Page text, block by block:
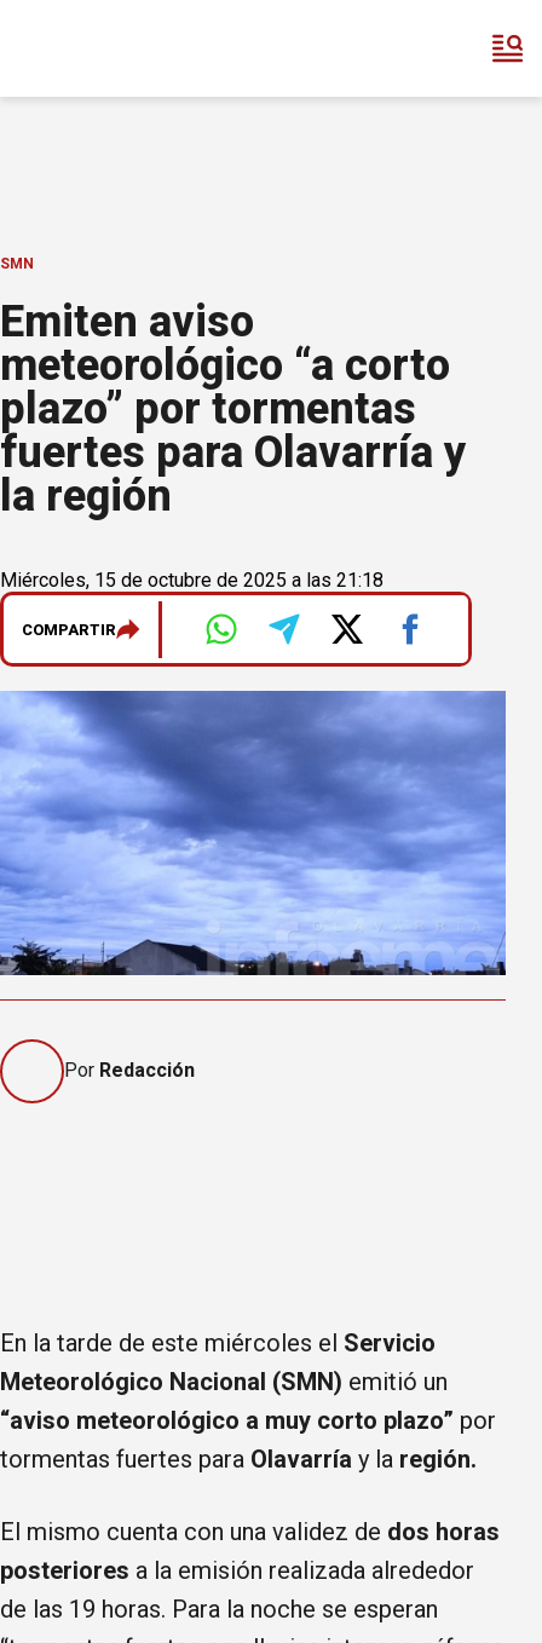
SMN
Emiten aviso
meteorológico “a corto
plazo” por tormentas
fuertes para Olavarría y
la región
Miércoles, 15 de octubre de 2025 a las 21:18
COMPARTIR
Por Redacción
En la tarde de este miércoles el Servicio
Meteorológico Nacional (SMN) emitió un
“aviso meteorológico a muy corto plazo” por
tormentas fuertes para Olavarría y la región.
El mismo cuenta con una validez de dos horas
posteriores a la emisión realizada alrededor
de las 19 horas. Para la noche se esperan